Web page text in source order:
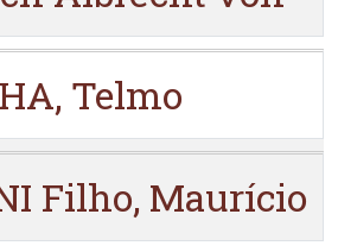
Telmo
Filho, Maurício